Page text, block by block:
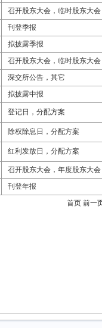
召开股东大会，临时股东大会
刊登季报
拟披露季报
召开股东大会，临时股东大会
深交所公告，其它
拟披露中报
登记日，分配方案
除权除息日，分配方案
红利发放日，分配方案
召开股东大会，年度股东大会
刊登年报
首页 前一